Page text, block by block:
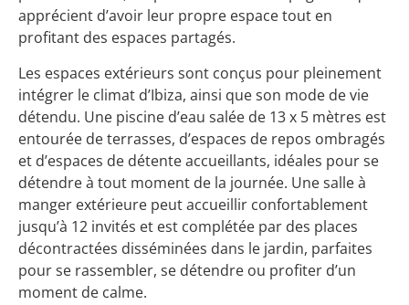
apprécient d’avoir leur propre espace tout en
profitant des espaces partagés.
Les espaces extérieurs sont conçus pour pleinement
intégrer le climat d’Ibiza, ainsi que son mode de vie
détendu. Une piscine d’eau salée de 13 x 5 mètres est
entourée de terrasses, d’espaces de repos ombragés
et d’espaces de détente accueillants, idéales pour se
détendre à tout moment de la journée. Une salle à
manger extérieure peut accueillir confortablement
jusqu’à 12 invités et est complétée par des places
décontractées disséminées dans le jardin, parfaites
pour se rassembler, se détendre ou profiter d’un
moment de calme.